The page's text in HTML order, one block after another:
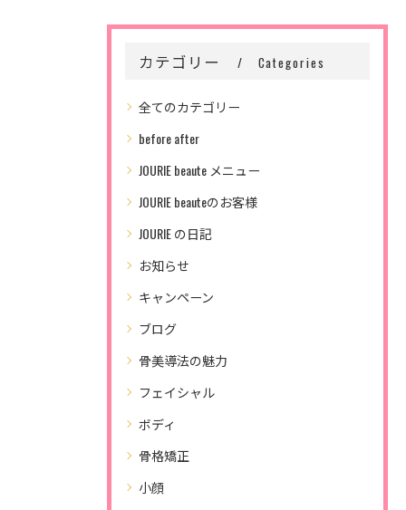
カテゴリー Categories
全てのカテゴリー
before after
JOURIE beaute メニュー
JOURIE beauteのお客様
JOURIE の日記
お知らせ
キャンペーン
ブログ
骨美導法の魅力
フェイシャル
ボディ
骨格矯正
小顔